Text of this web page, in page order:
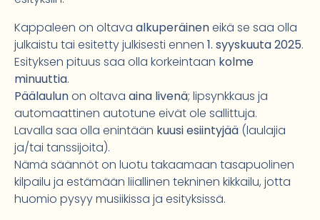
Kappaleen on oltava alkuperäineneikä se saa olla
julkaistu tai esitetty julkisesti ennen 1. syyskuuta 2025.
Esityksen pituus saa olla korkeintaan kolme
minuuttia.
Päälaulunon oltava aina livenä; lipsynkkaus ja
automaattinen autotune eivät ole sallittuja.
Lavalla saa olla enintään kuusi esiintyjää (laulajia
ja/tai tanssijoita).
Nämä säännöt on luotu takaamaan tasapuolinen
kilpailu ja estämään liiallinen tekninen kikkailu, jotta
huomio pysyy musiikissa ja esityksissä.